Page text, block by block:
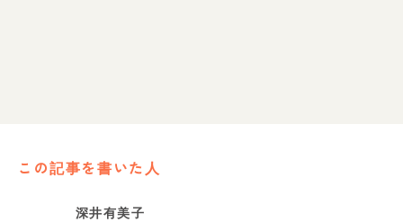
この記事を書いた人
深井有美子